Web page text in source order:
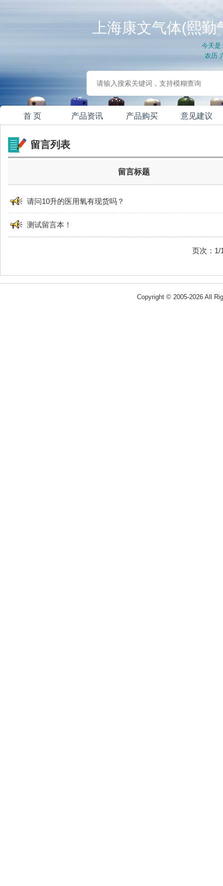
上海康文气体(熙
今天是:
农历
首 页 产品资讯 产品购买 意见建议
留言列表
留言标题
请问10升的医用氧有现货吗？
测试留言本！
页次：
Copyright © 2005-2026 All